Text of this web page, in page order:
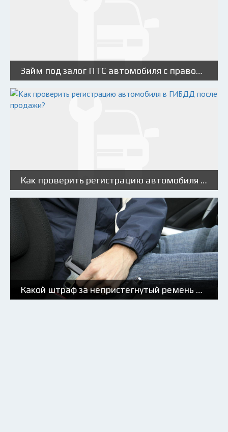
Займ под залог ПТС автомобиля с правом пользования
Как проверить регистрацию автомобиля в ГИБДД после продажи?
Какой штраф за непристегнутый ремень в [year] году?